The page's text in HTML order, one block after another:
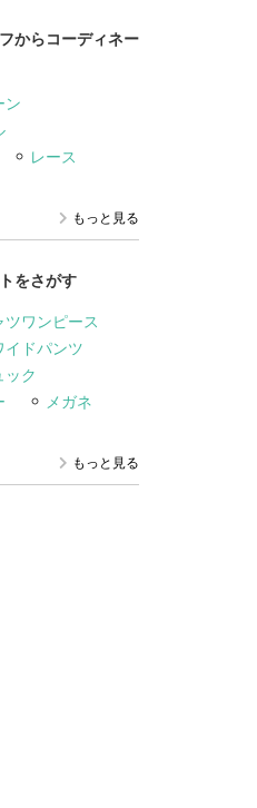
からコーディネー
ン
レース
もっと見る
をさがす
ツワンピース
イドパンツ
ック
メガネ
もっと見る